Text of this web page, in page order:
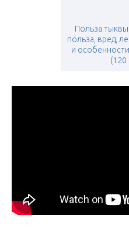
Польза тыквы
польза, вред,
и